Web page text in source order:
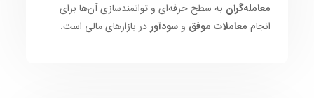
معامله‌گران به سطح حرفه‌ای و توانمندسازی آن‌ها برای
انجام معاملات موفق وسودآور در بازارهای مالی است.